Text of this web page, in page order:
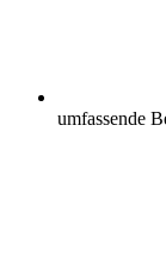
umfassende